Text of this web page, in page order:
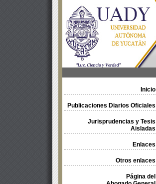
Inicio
Publicaciones Diarios Oficiales
Jurisprudencias y Tesis
Aisladas
Enlaces
Otros enlaces
Página del